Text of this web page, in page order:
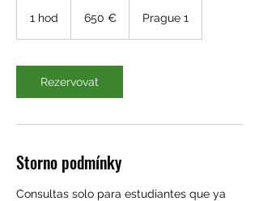
1 hod 650 € Prague 1
Rezervovat
Storno podmínky
Consultas solo para estudiantes que ya